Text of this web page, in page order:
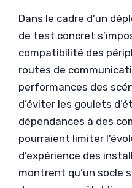
Dans le cadre d’un
de test concret
compatibilité des
routes de
performances des
d’éviter les goulets
dépendances à des
pourraient limiter
d’expérience des
montrent qu’un socle